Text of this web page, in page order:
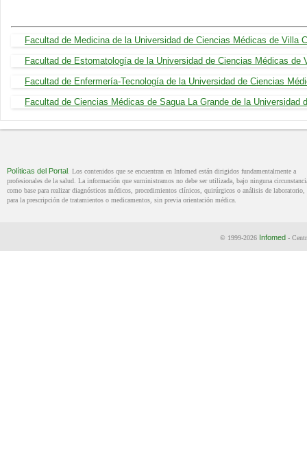
Facultad de Medicina de la Universidad de Ciencias Médicas de Villa
Facultad de Estomatología de la Universidad de Ciencias Médicas de
Facultad de Enfermería-Tecnología de la Universidad de Ciencias
Facultad de Ciencias Médicas de Sagua La Grande de la Universidad
Políticas del Portal . Los contenidos que se encuentran en Infomed están dirigidos fundamentalmente a
profesionales de la salud. La información que suministramos no debe ser utilizada, bajo ninguna
como base para realizar diagnósticos médicos, procedimientos clínicos, quirúrgicos o análisis de laboratorio,
para la prescripción de tratamientos o medicamentos, sin previa orientación médica.
© 1999-2026 Infomed -